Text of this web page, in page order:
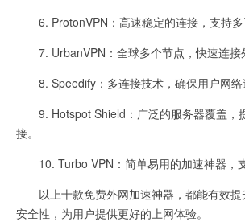
6. ProtonVPN：高速稳定的连接，支持多
7. UrbanVPN：全球多个节点，快速连接
8. Speedify：多连接技术，确保用户网络
9. Hotspot Shield：广泛的服务器覆盖，
接。
10. Turbo VPN：简单易用的加速神器，支
以上十款免费外网加速神器，都能有效提
安全性，为用户提供更好的上网体验。